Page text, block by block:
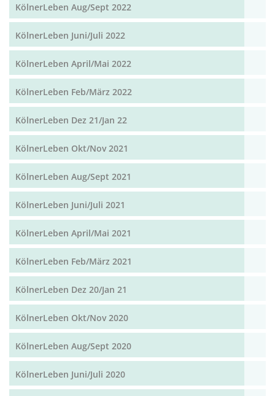
KölnerLeben Aug/Sept 2022
KölnerLeben Juni/Juli 2022
KölnerLeben April/Mai 2022
KölnerLeben Feb/März 2022
KölnerLeben Dez 21/Jan 22
KölnerLeben Okt/Nov 2021
KölnerLeben Aug/Sept 2021
KölnerLeben Juni/Juli 2021
KölnerLeben April/Mai 2021
KölnerLeben Feb/März 2021
KölnerLeben Dez 20/Jan 21
KölnerLeben Okt/Nov 2020
KölnerLeben Aug/Sept 2020
KölnerLeben Juni/Juli 2020